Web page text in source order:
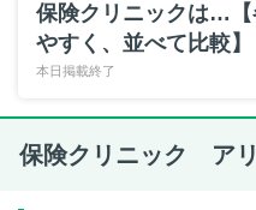
保険クリニックは…【
やすく、並べて比較】
本日掲載終了
保険クリニック ア